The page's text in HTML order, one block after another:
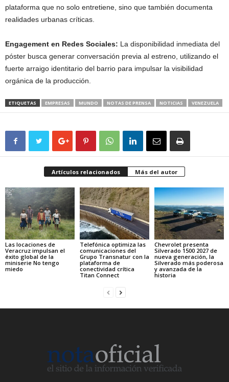
plataforma que no solo entretiene, sino que también documenta
realidades urbanas críticas.
Engagement en Redes Sociales: La disponibilidad inmediata del
póster busca generar conversación previa al estreno, utilizando el
fuerte arraigo identitario del barrio para impulsar la visibilidad
orgánica de la producción.
ETIQUETAS EMPRESAS MUNDO NOTAS DE PRENSA NOTICIAS VENEZUELA
Artículos relacionados Más del autor
Las locaciones de
Veracruz impulsan el
éxito global de la
miniserie No tengo
miedo
Telefónica optimiza las
comunicaciones del
Grupo Transnatur con la
plataforma de
conectividad crítica
Titan Connect
Chevrolet presenta
Silverado 1500 2027 de
nueva generación, la
Silverado más poderosa
y avanzada de la
historia